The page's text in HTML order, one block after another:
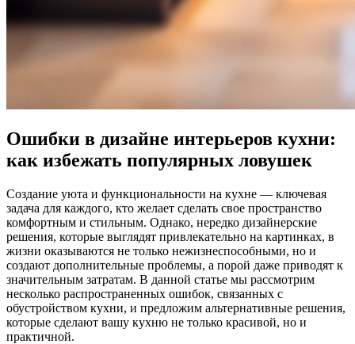
Ошибки в дизайне интерьеров кухни:
как избежать популярных ловушек
Создание уюта и функциональности на кухне — ключевая
задача для каждого, кто желает сделать свое пространство
комфортным и стильным. Однако, нередко дизайнерские
решения, которые выглядят привлекательно на картинках, в
жизни оказываются не только нежизнеспособными, но и
создают дополнительные проблемы, а порой даже приводят к
значительным затратам. В данной статье мы рассмотрим
несколько распространенных ошибок, связанных с
обустройством кухни, и предложим альтернативные решения,
которые сделают вашу кухню не только красивой, но и
практичной.